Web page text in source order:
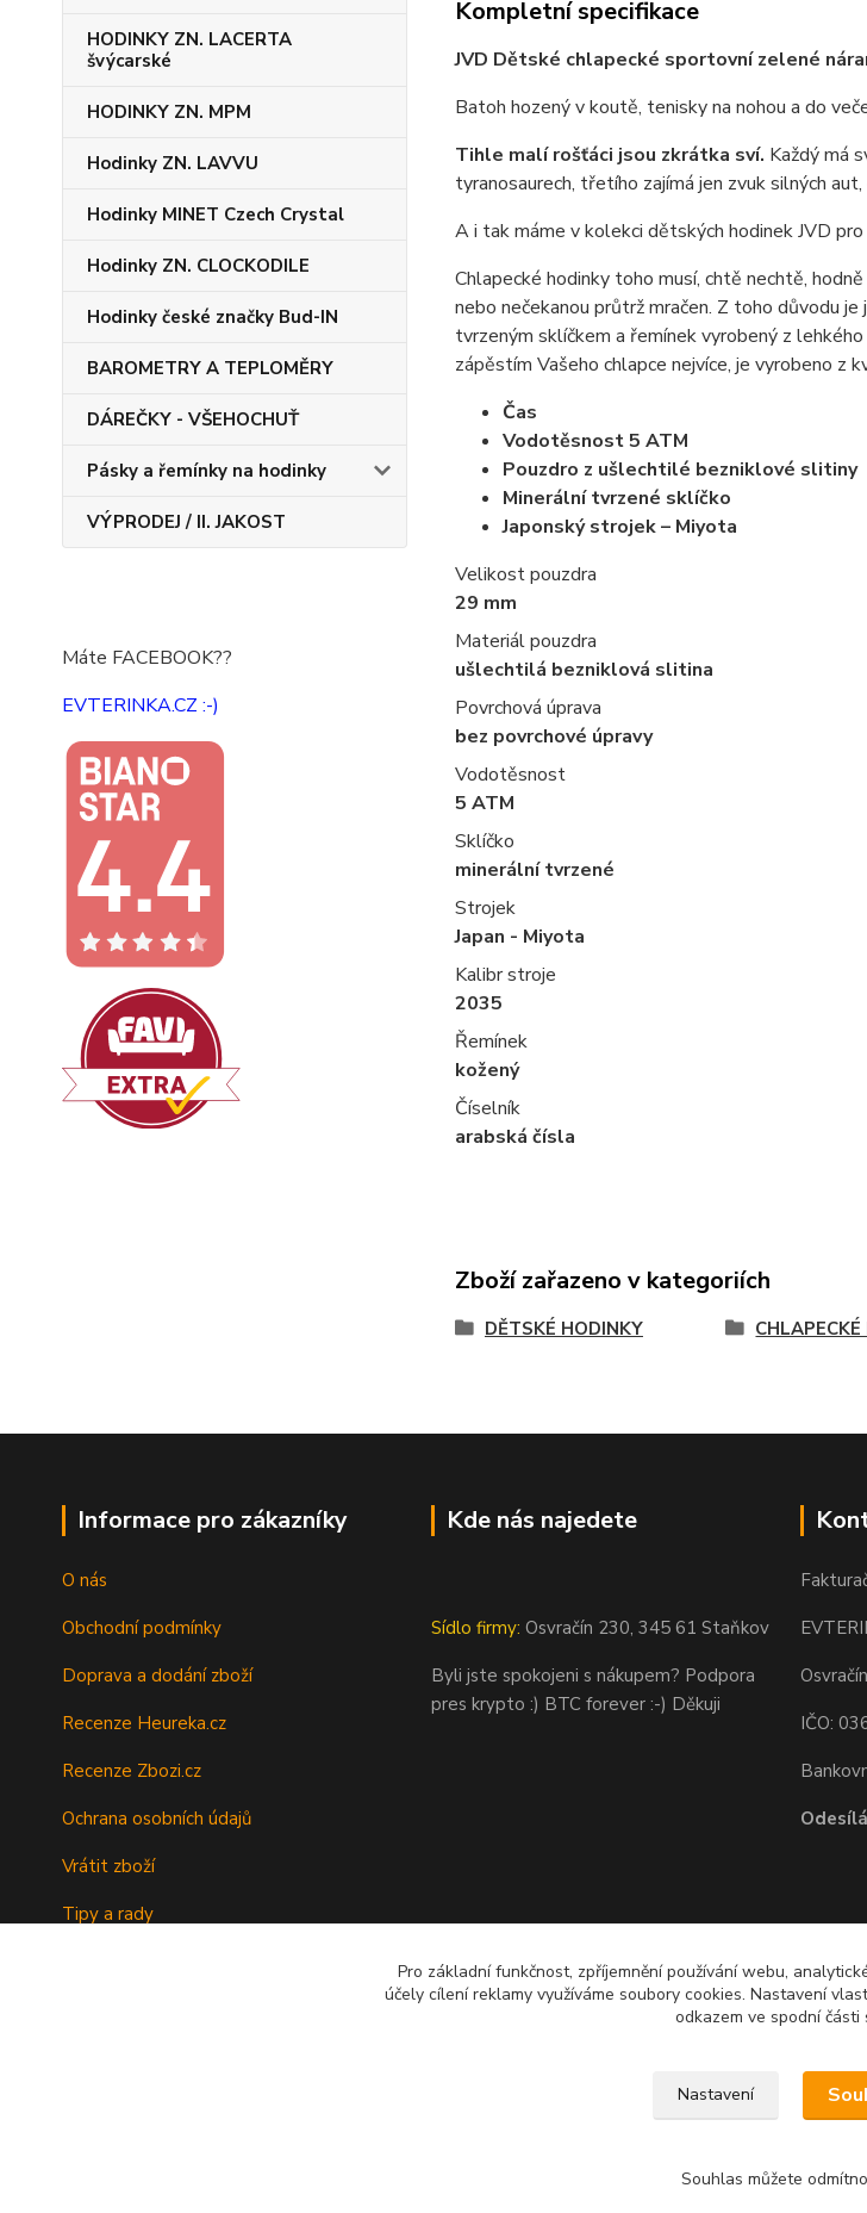
HODINKY ZN. LACERTA
švýcarské
HODINKY ZN. MPM
Hodinky ZN. LAVVU
Hodinky MINET Czech Crystal
Hodinky ZN. CLOCKODILE
Hodinky české značky Bud-IN
BAROMETRY A TEPLOMĚRY
DÁREČKY - VŠEHOCHUŤ
Pásky a řemínky na hodinky
VÝPRODEJ / II. JAKOST
Máte FACEBOOK??
EVTERINKA.CZ :-)
Kompletní specifikace
JVD Dětské chlapecké sportovní zelené
Batoh hozený v koutě, tenisky na nohou a do
Tihle malí rošťáci jsou zkrátka sví. Každý má
tyranosaurech, třetího zajímá jen zvuk silných
A i tak máme v kolekci dětských hodinek JVD pro
Chlapecké hodinky toho musí, chtě nechtě,
nebo nečekanou průtrž mračen. Z toho důvodu
tvrzeným sklíčkem a řemínek vyrobený z
zápěstím Vašeho chlapce nejvíce, je vyrobeno z
Čas
Vodotěsnost 5 ATM
Pouzdro z ušlechtilé bezniklové slitiny
Minerální tvrzené sklíčko
Japonský strojek – Miyota
Velikost pouzdra
29 mm
Materiál pouzdra
ušlechtilá bezniklová slitina
Povrchová úprava
bez povrchové úpravy
Vodotěsnost
5 ATM
Sklíčko
minerální tvrzené
Strojek
Japan - Miyota
Kalibr stroje
2035
Řemínek
kožený
Číselník
arabská čísla
Zboží zařazeno v kategoriích
DĚTSKÉ HODINKY
Informace pro zákazníky
O nás
Obchodní podmínky
Doprava a dodání zboží
Recenze Heureka.cz
Recenze Zbozi.cz
Ochrana osobních údajů
Vrátit zboží
Tipy a rady
Kde nás najedete
Sídlo firmy: Osvračín 230, 345 61 Staňkov
Byli jste spokojeni s nákupem? Podpora
pres krypto :) BTC forever :-) Děkuji
IČO:
Pro základní funkčnost, zpříjemnění používání webu,
účely cílení reklamy využíváme soubory cookies. Nastavení
odkazem ve spodní části
Nastavení
Souhlas můžete